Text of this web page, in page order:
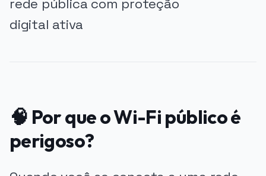
🧠 Por que o Wi-Fi público é
perigoso?